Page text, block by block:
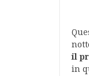
il
in